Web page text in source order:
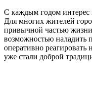
С каждым годом интерес
Для многих жителей
привычной частью
возможностью наладить
оперативно
уже стали доброй